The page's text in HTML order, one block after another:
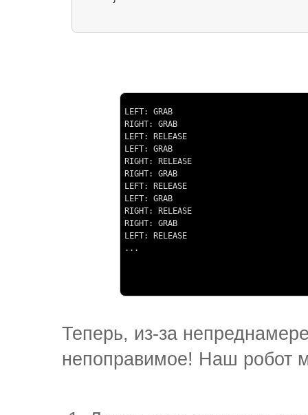
LEFT: GRAB
RIGHT: GRAB
LEFT: RELEASE
LEFT: GRAB
RIGHT: RELEASE
RIGHT: GRAB
LEFT: RELEASE
LEFT: GRAB
RIGHT: RELEASE
RIGHT: GRAB
LEFT: RELEASE
...
Теперь, из-за
непоправимое! Наш робот